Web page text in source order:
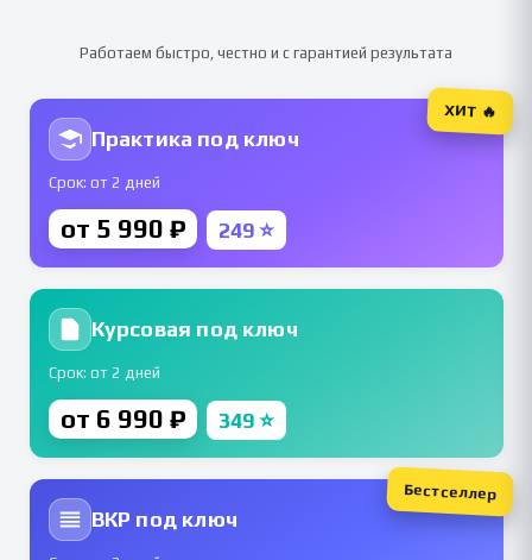
Работаем быстро, честно и с гарантией результата
Практика под ключ
Срок: от 2 дней
от 5 990 ₽ 249 ⭐
ХИТ 🔥
Курсовая под ключ
Срок: от 2 дней
от 6 990 ₽ 349 ⭐
ВКР под ключ
Бестселлер